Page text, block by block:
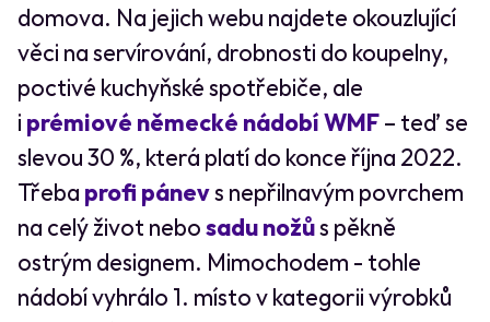
domova. Na jejich webu najdete okouzlující
věci na servírování, drobnosti do koupelny,
poctivé kuchyňské spotřebiče, ale
i prémiové německé nádobí WMF– teď se
slevou 30 %, která platí do konce října 2022.
Třeba profi pánevs nepřilnavým povrchem
na celý život nebosadu nožůs pěkně
ostrým designem. Mimochodem - tohle
nádobí vyhrálo 1. místo v kategorii výrobků